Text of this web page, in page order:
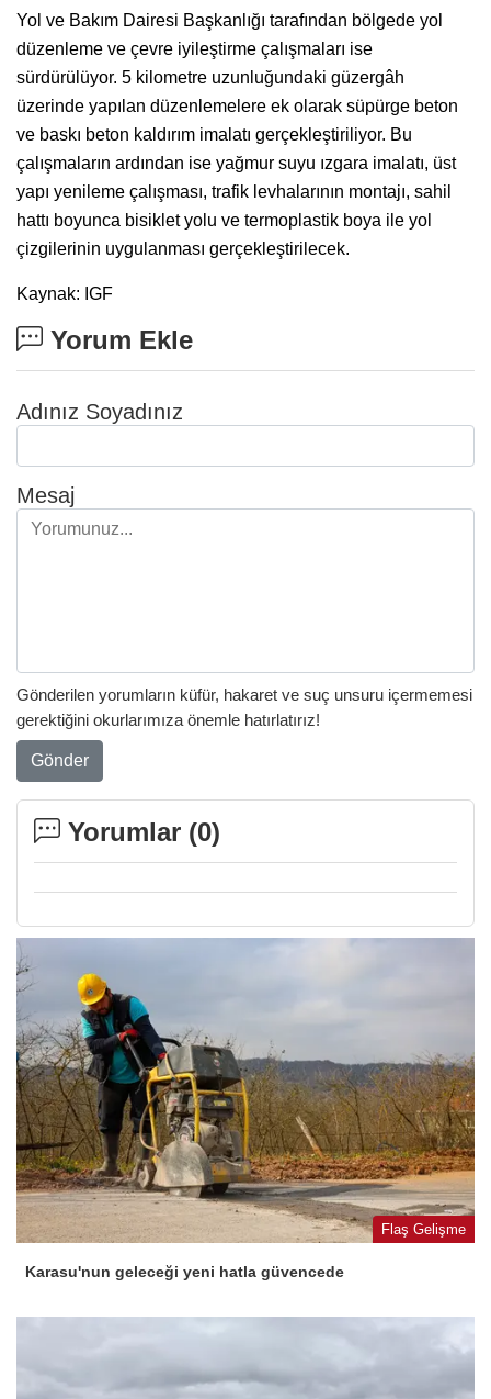
Yol ve Bakım Dairesi Başkanlığı tarafından bölgede yol
düzenleme ve çevre iyileştirme çalışmaları ise
sürdürülüyor. 5 kilometre uzunluğundaki güzergâh
üzerinde yapılan düzenlemelere ek olarak süpürge beton
ve baskı beton kaldırım imalatı gerçekleştiriliyor. Bu
çalışmaların ardından ise yağmur suyu ızgara imalatı, üst
yapı yenileme çalışması, trafik levhalarının montajı, sahil
hattı boyunca bisiklet yolu ve termoplastik boya ile yol
çizgilerinin uygulanması gerçekleştirilecek.
Kaynak: IGF
Yorum Ekle
Adınız Soyadınız
Mesaj
Gönderilen yorumların küfür, hakaret ve suç unsuru içermemesi
gerektiğini okurlarımıza önemle hatırlatırız!
Gönder
Yorumlar (0)
Flaş Gelişme
Karasu'nun geleceği yeni hatla güvencede